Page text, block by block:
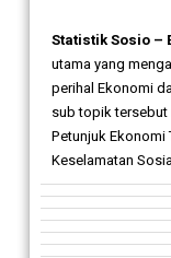
Statistik Sosio –
utama yang
perihal Ekonomi
sub topik tersebut
Petunjuk
Keselamatan